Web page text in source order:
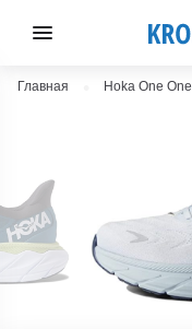
Главная Hoka One One